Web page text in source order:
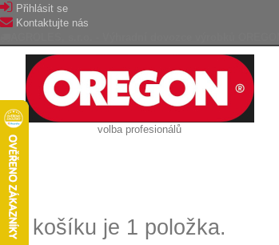
Přihlásit se
Kontaktujte nás
volba profesionálů
V košíku je 1 položka.